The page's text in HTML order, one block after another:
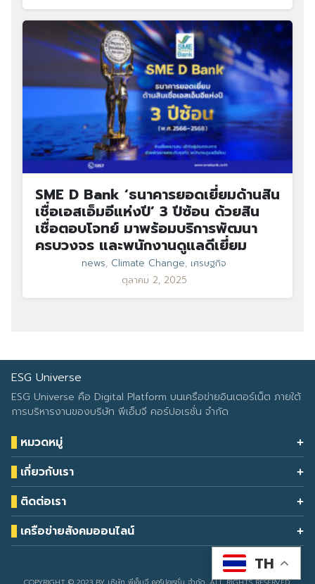
SME D Bank ‘ธนาคารยอดเยี่ยมด้านสิน
เชื่อเอสเอ็มอีแห่งปี’ 3 ปีซ้อน ด้วยสิน
เชื่อตอบโจทย์ มาพร้อมบริการพัฒนา
ครบวงจร และพนักงานดูแลดีเยี่ยม
news, Climate Change, เศรษฐกิจ
ตุลาคม 2, 2025
ESG Universe
ESG Universe คือ Digital Platform บนเครือข่ายอินเตอร์เน็ต ภายใต้
การบริหารงานของบริษัท พีเอ็มจี คอร์ปอเรชั่น จำกัด
หมวดหมู่
Health & Wellness
Eco Icon
ESG Data
Climate Change
ESG Report
เกี่ยวกับเรา
Our Services
About Us
Contact Us
ติดต่อเรา
โทรศัพท์: 090-549-2524
เครือข่ายสังคมออนไลน์
TH
Developed bysarunyacrop